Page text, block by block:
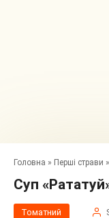
Головна » Перші страви »
Суп
Томатний